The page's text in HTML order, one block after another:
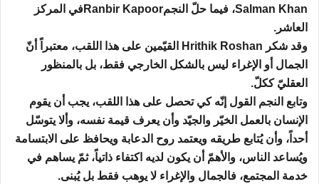
Ranbir Kapoor، فيما حلّ النجمSalman Khan
في المركز
العاشر .
وقد شكر
القيّمين على هذا اللقب، معتبراً أنّ
الجمال أو الإغراء ليس بالشكل الخارجي فقط، بل بالمنظور
العقليّ ككلّ.
وتابع النجم القول إنّه كي تحصل على هذا اللقب، يجب أن يقوم
الإنسان بالعمل الخيّر والجيّد وأن يعرف قيمة نفسه، وألا يتوسّل
أحداً، وأن يُتابع طريقه ويعتمد روح الدعابة ويحافظ على الابتسامة
ويُساعد الناس، والأهمّ أن يكون لديه اكتفاء ذاتياً، ثمّ يساهم في
خدمة المجتمع، فالجمال والإغراء لا يوهب فقط بل يُبنى.